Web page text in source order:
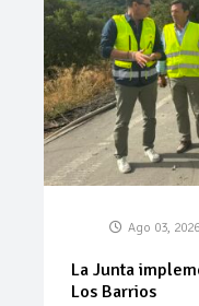
Ago 03, 2026
La Junta
Los Barrios